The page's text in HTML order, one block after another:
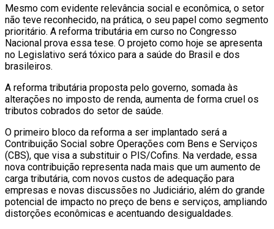
Mesmo com evidente relevância social e econômica, o setor
não teve reconhecido, na prática, o seu papel como segmento
prioritário. A reforma tributária em curso no Congresso
Nacional prova essa tese. O projeto como hoje se apresenta
no Legislativo será tóxico para a saúde do Brasil e dos
brasileiros.
A reforma tributária proposta pelo governo, somada às
alterações no imposto de renda, aumenta de forma cruel os
tributos cobrados do setor de saúde.
O primeiro bloco da reforma a ser implantado será a
Contribuição Social sobre Operações com Bens e Serviços
(CBS), que visa a substituir o PIS/Cofins. Na verdade, essa
nova contribuição representa nada mais que um aumento de
carga tributária, com novos custos de adequação para
empresas e novas discussões no Judiciário, além do grande
potencial de impacto no preço de bens e serviços, ampliando
distorções econômicas e acentuando desigualdades.